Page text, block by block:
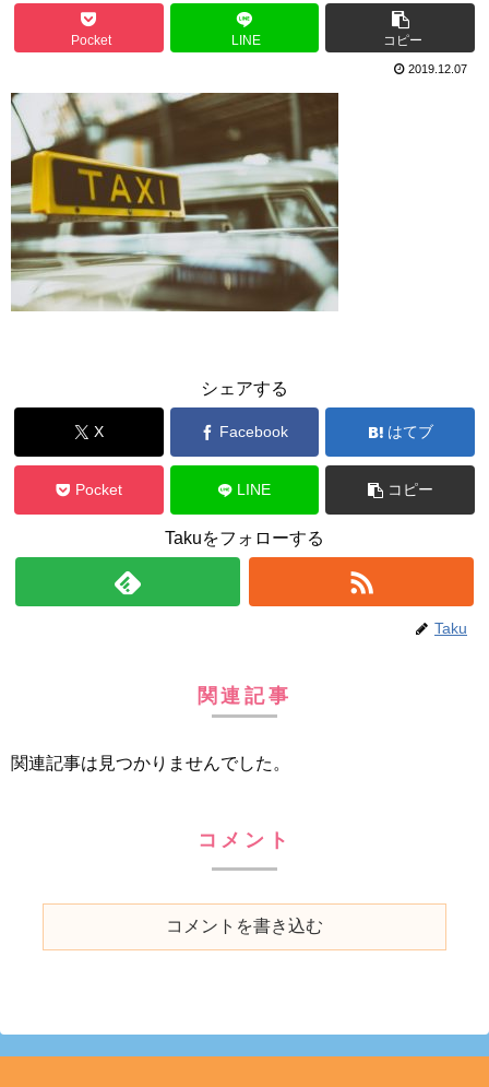
Pocket LINE コピー
2019.12.07
シェアする
X Facebook はてブ
Pocket LINE コピー
Takuをフォローする
Taku
関連記事
関連記事は見つかりませんでした。
コメント
コメントを書き込む